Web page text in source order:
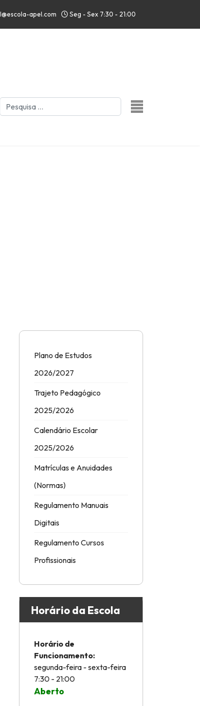
apel.com Seg - Sex 7:30 - 21:00
Pesquisar
Plano de Estudos
2026/2027
Trajeto Pedagógico
2025/2026
Calendário Escolar
2025/2026
Matrículas e Anuidades
(Normas)
Regulamento Manuais
Digitais
Regulamento Cursos
Profissionais
Horário da Escola
Horário de
Funcionamento:
segunda-feira - sexta-feira
7:30 - 21:00
Aberto